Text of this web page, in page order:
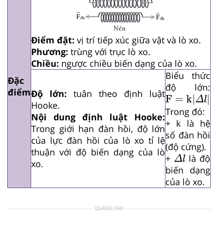
Đặc
điểm
Điểm đặt: vị trí tiếp xúc giữa vật và lò xo.
Phương: trùng với trục lò xo.
Chiều: ngược chiều biến dạng của lò xo.
Độ lớn: tuân theo định luật
Hooke.
Nội dung định luật Hooke:
Trong giới hạn đàn hồi, độ lớn
của lực đàn hồi của lò xo tỉ lệ
thuận với độ biến dạng của lò
xo.
Biểu thức
độ lớn:
F = k|Δl|
F= k| Δl|
Trong đó:
+ k là hệ
số đàn hồi
(độ cứng).
+ Δl
Δl là độ
biến dạng
của lò xo.
QUẢNG CÁO